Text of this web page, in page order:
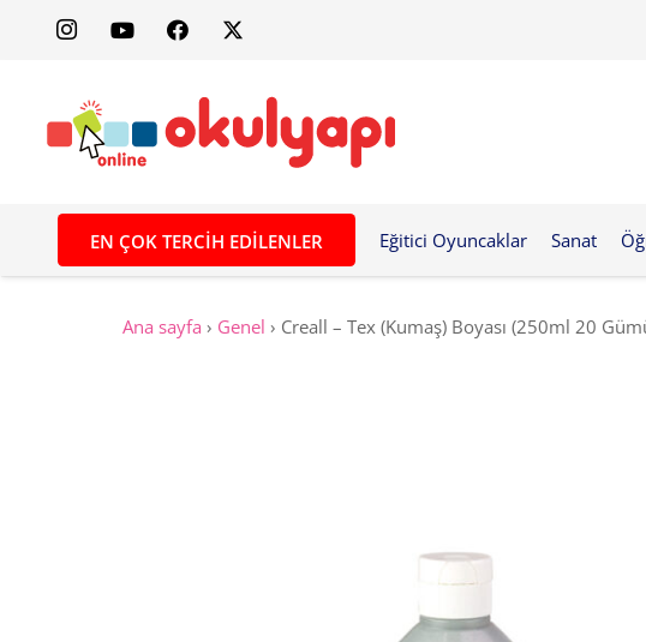
EN ÇOK TERCIH EDILENLER Eğitici Oyuncaklar Sanat
Ana sayfa › Genel › Creall – Tex (Kumaş) Boyası (250ml 20